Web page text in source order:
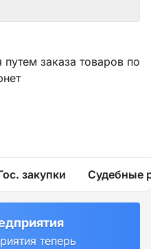
путем заказа товаров по
закупки Судебные
теперь